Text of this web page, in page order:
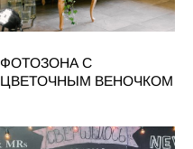
ФОТОЗОНА С
ЦВЕТОЧНЫМ ВЕНОЧКОМ